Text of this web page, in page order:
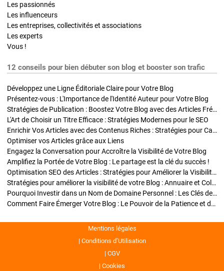
Les passionnés
Les influenceurs
Les entreprises, collectivités et associations
Les experts
Vous !
12 conseils pour bien débuter son blog et booster son trafic
Développez une Ligne Éditoriale Claire pour Votre Blog
Présentez-vous : L'Importance de l'Identité Auteur pour Votre Blog
Stratégies de Publication : Boostez Votre Blog avec des Articles Fréquents et Exclusifs
L'Art de Choisir un Titre Efficace : Stratégies Modernes pour le SEO
Enrichir Vos Articles avec des Contenus Riches : Stratégies pour Captiver et Optimiser
Optimiser vos Articles grâce aux Liens
Engagez la Conversation pour Accroître la Visibilité de Votre Blog
Amplifiez la Portée de Votre Blog : Le partage est la clé du succès !
Optimisation SEO des Articles : Stratégies pour Améliorer la Visibilité de Votre Blog
Stratégies pour améliorer la visibilité de votre Blog : Annuaire et Collaborations
Pourquoi Investir dans un Nom de Domaine Personnel : Les Clés de la Réussite de Votre Blog
Comment Faire Émerger Votre Blog : Le Pouvoir de la Patience et de la Persévérance
Mentions légales
Conditions d’Utilisation
CGV
Cookies